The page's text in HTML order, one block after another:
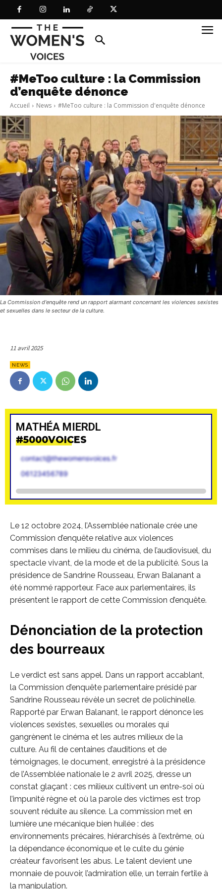
#MeToo culture : la Commission
d’enquête dénonce
Accueil News #MeToo culture : la Commission d'enquête dénonce
La Commission d'enquête rend un rapport alarmant concernant les violences sexistes
et sexuelles dans le secteur de la culture.
11 avril 2025
NEWS
MATHÉA MIERDL
#5000VOICES
contact@thewomensvoices.fr
06123456789
Le 12 octobre 2024, l’Assemblée nationale crée une
Commission d’enquête relative aux violences
commises dans le milieu du cinéma, de l’audiovisuel, du
spectacle vivant, de la mode et de la publicité. Sous la
présidence de Sandrine Rousseau, Erwan Balanant a
été nommé rapporteur. Face aux parlementaires, ils
présentent le rapport de cette Commission d’enquête.
Dénonciation de la protection
des bourreaux
Le verdict est sans appel. Dans un rapport accablant,
la Commission d’enquête parlementaire présidé par
Sandrine Rousseau révèle un secret de polichinelle.
Rapporté par Erwan Balanant, le rapport dénonce les
violences sexistes, sexuelles ou morales qui
gangrènent le cinéma et les autres milieux de la
culture. Au fil de centaines d’auditions et de
témoignages, le document, enregistré à la présidence
de l’Assemblée nationale le 2 avril 2025, dresse un
constat glaçant : ces milieux cultivent un entre-soi où
l’impunité règne et où la parole des victimes est trop
souvent réduite au silence. La commission met en
lumière une mécanique bien huilée : des
environnements précaires, hiérarchisés à l’extrême, où
la dépendance économique et le culte du génie
créateur favorisent les abus. Le talent devient une
monnaie de pouvoir, l’admiration elle, un terrain fertile à
la manipulation.